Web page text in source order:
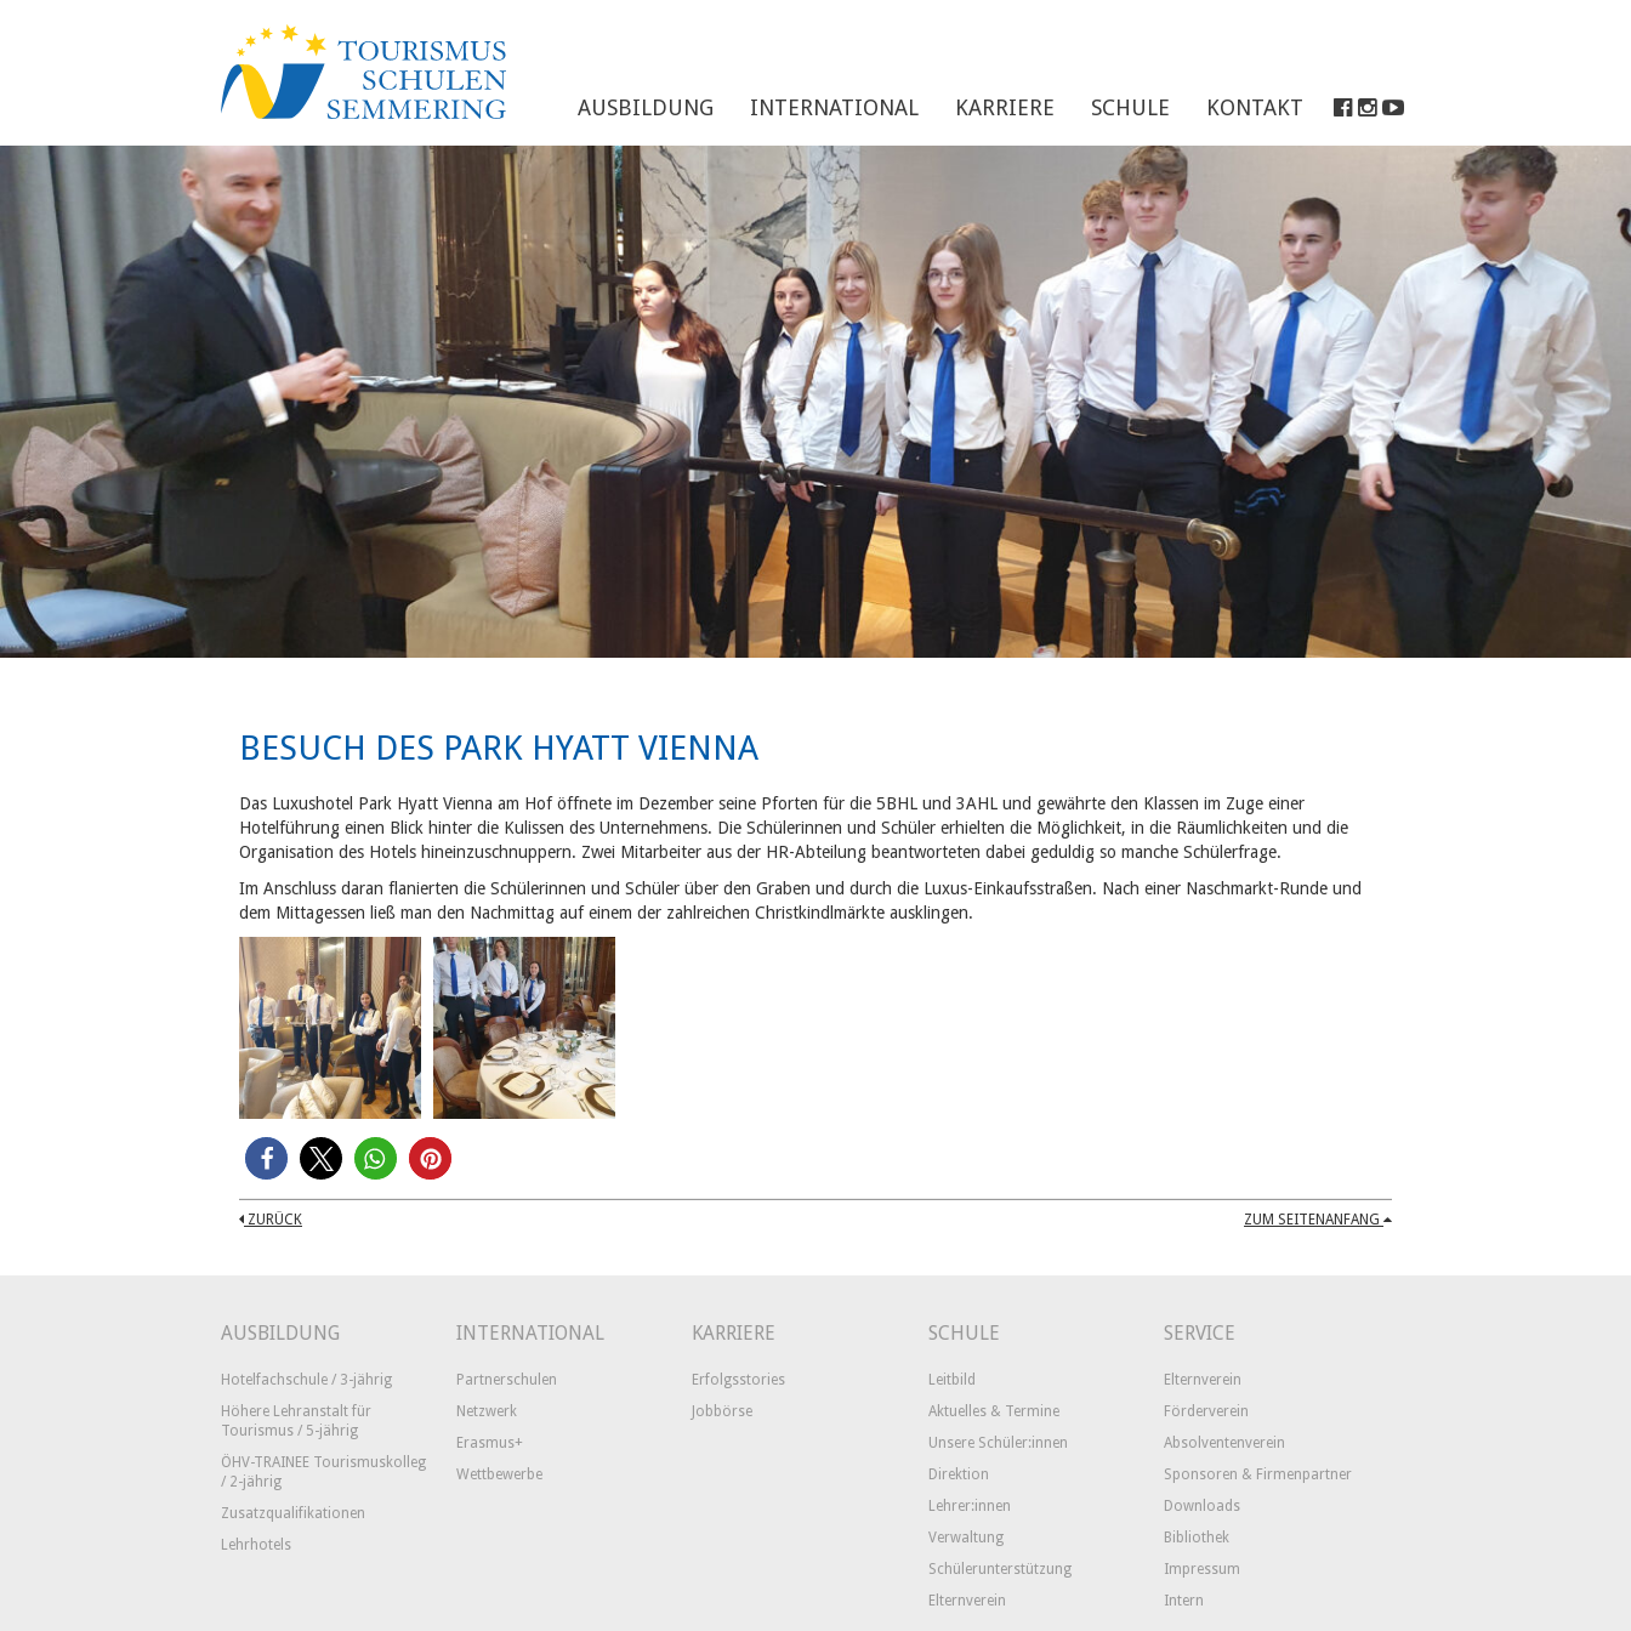
AUSBILDUNG INTERNATIONAL KARRIERE SCHULE KONTAKT
BESUCH DES PARK HYATT VIENNA
Das Luxushotel Park Hyatt Vienna am Hof öffnete im Dezember seine Pforten für die 5BHL und 3AHL und gewährte den Klassen im Zuge einer
Hotelführung einen Blick hinter die Kulissen des Unternehmens. Die Schülerinnen und Schüler erhielten die Möglichkeit, in die Räumlichkeiten und die
Organisation des Hotels hineinzuschnuppern. Zwei Mitarbeiter aus der HR-Abteilung beantworteten dabei geduldig so manche Schülerfrage.
Im Anschluss daran flanierten die Schülerinnen und Schüler über den Graben und durch die Luxus-Einkaufsstraßen. Nach einer Naschmarkt-Runde und
dem Mittagessen ließ man den Nachmittag auf einem der zahlreichen Christkindlmärkte ausklingen.
ZURÜCK ZUM SEITENANFANG
AUSBILDUNG
Hotelfachschule / 3-jährig
Höhere Lehranstalt für
Tourismus / 5-jährig
ÖHV-TRAINEE Tourismuskolleg
/ 2-jährig
Zusatzqualifikationen
Lehrhotels
INTERNATIONAL
Partnerschulen
Netzwerk
Erasmus+
Wettbewerbe
KARRIERE
Erfolgsstories
Jobbörse
SCHULE
Leitbild
Aktuelles & Termine
Unsere Schüler:innen
Direktion
Lehrer:innen
Verwaltung
Schülerunterstützung
Elternverein
SERVICE
Elternverein
Förderverein
Absolventenverein
Sponsoren & Firmenpartner
Downloads
Bibliothek
Impressum
Intern